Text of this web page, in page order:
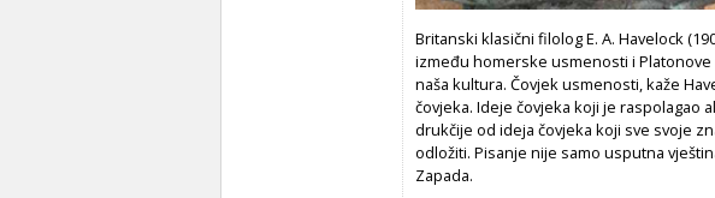
Britanski klasični filolog E. A. Havelock
između homerske usmenosti i
naša kultura. Čovjek usmenosti, kaže
čovjeka. Ideje čovjeka koji je raspolagao
drukčije od ideja čovjeka koji sve svoje
odložiti. Pisanje nije samo usputna
Zapada.